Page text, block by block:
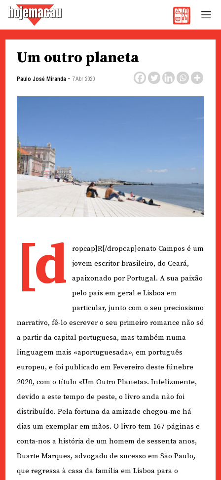
Um outro planeta
Paulo José Miranda- 7 Abr 2020
[d
ropcap]R[/dropcap]enato Campos é um
jovem escritor brasileiro, do Ceará,
apaixonado por Portugal. A sua paixão
pelo país em geral e Lisboa em
particular, junto com o seu preciosismo
narrativo, fê-lo escrever o seu primeiro romance não só
a partir da capital portuguesa, mas também numa
linguagem mais «aportuguesada», em português
europeu, e foi publicado em Fevereiro deste fúnebre
2020, com o título «Um Outro Planeta». Infelizmente,
devido a este tempo de peste, o livro anda não foi
distribuído. Pela fortuna da amizade chegou-me há
dias um exemplar em mãos. O livro tem 167 páginas e
conta-nos a história de um homem de sessenta anos,
Duarte Marques, advogado de sucesso em São Paulo,
que regressa à casa da família em Lisboa para o